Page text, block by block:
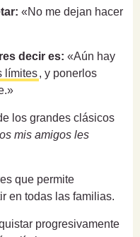
«No me dejan hacer
decir es: «Aún hay
límites, y ponerlos
los grandes clásicos
mis amigos les
que permite
en todas las familias.
progresivamente